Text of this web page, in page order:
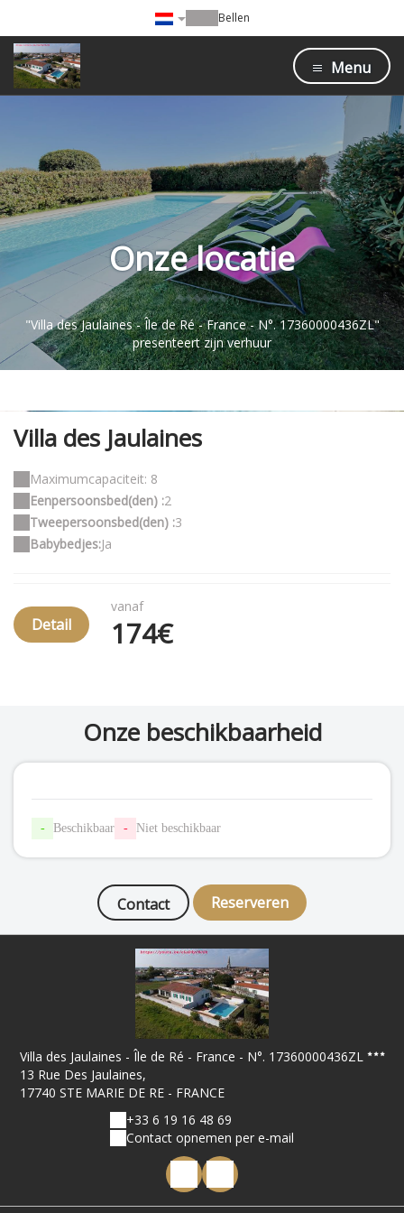
Bellen
Menu
Onze locatie
"Villa des Jaulaines - Île de Ré - France - N°. 17360000436ZL"
presenteert zijn verhuur
Villa des Jaulaines
Maximumcapaciteit: 8
Eenpersoonsbed(den) :2
Tweepersoonsbed(den) :3
Babybedjes:Ja
Detail
vanaf
174€
Onze beschikbaarheid
- Beschikbaar - Niet beschikbaar
Contact Reserveren
Villa des Jaulaines - Île de Ré - France - N°. 17360000436ZL
13 Rue Des Jaulaines,
17740 STE MARIE DE RE - FRANCE
+33 6 19 16 48 69
Contact opnemen per e-mail